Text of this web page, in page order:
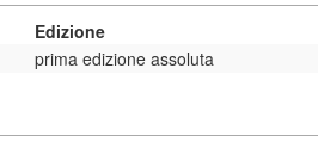
Edizione
prima edizione assoluta